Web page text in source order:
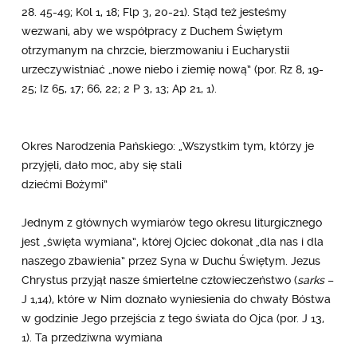
28. 45-49; Kol 1, 18; Flp 3, 20-21). Stąd też jesteśmy
wezwani, aby we współpracy z Duchem Świętym
otrzymanym na chrzcie, bierzmowaniu i Eucharystii
urzeczywistniać „nowe niebo i ziemię nową” (por. Rz 8, 19-
25; Iz 65, 17; 66, 22; 2 P 3, 13; Ap 21, 1).
Okres Narodzenia Pańskiego: „Wszystkim tym, którzy je
przyjęli, dało moc, aby się stali
dziećmi Bożymi”
Jednym z głównych wymiarów tego okresu liturgicznego
jest „święta wymiana”, której Ojciec dokonał „dla nas i dla
naszego zbawienia” przez Syna w Duchu Świętym. Jezus
Chrystus przyjął nasze śmiertelne człowieczeństwo (sarks–
J 1,14), które w Nim doznało wyniesienia do chwały Bóstwa
w godzinie Jego przejścia z tego świata do Ojca (por. J 13,
1). Ta przedziwna wymiana